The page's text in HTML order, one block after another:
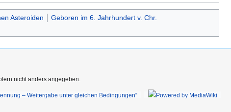
Asteroiden
Geboren im 6. Jahrhundert v. Chr.
nicht anders angegeben.